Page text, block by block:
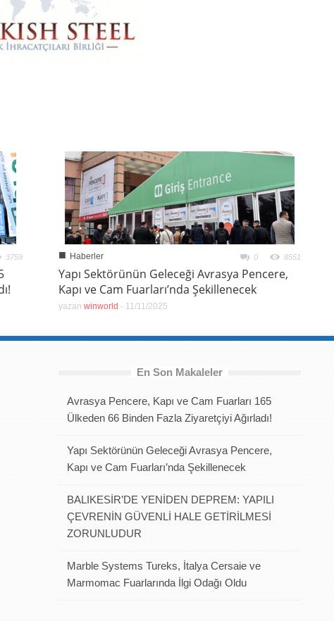
3759 ■ Haberler 0 8551
Yapı Sektörünün Geleceği Avrasya Pencere,
Kapı ve Cam Fuarları’nda Şekillenecek
yazan winworld - 11/11/2025
En Son Makaleler
Avrasya Pencere, Kapı ve Cam Fuarları 165
Ülkeden 66 Binden Fazla Ziyaretçiyi Ağırladı!
Yapı Sektörünün Geleceği Avrasya Pencere,
Kapı ve Cam Fuarları’nda Şekillenecek
BALIKESİR’DE YENİDEN DEPREM: YAPILI
ÇEVRENİN GÜVENLİ HALE GETİRİLMESİ
ZORUNLUDUR
Marble Systems Tureks, İtalya Cersaie ve
Marmomac Fuarlarında İlgi Odağı Oldu